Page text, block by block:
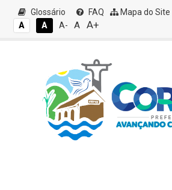
Glossário FAQ Mapa do Site
A
A A- A A+